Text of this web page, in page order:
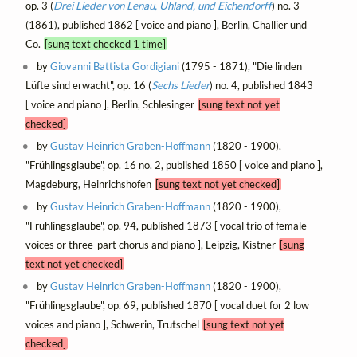
op. 3 (Drei Lieder von Lenau, Uhland, und Eichendorff) no. 3
(1861), published 1862 [ voice and piano ], Berlin, Challier und
Co. [sung text checked 1 time]
byGiovanni Battista Gordigiani(1795 - 1871), "Die linden
Lüfte sind erwacht", op. 16 (Sechs Lieder) no. 4, published 1843
[ voice and piano ], Berlin, Schlesinger [sung text not yet
checked]
byGustav Heinrich Graben-Hoffmann(1820 - 1900),
"Frühlingsglaube", op. 16 no. 2, published 1850 [ voice and piano ],
Magdeburg, Heinrichshofen [sung text not yet checked]
byGustav Heinrich Graben-Hoffmann(1820 - 1900),
"Frühlingsglaube", op. 94, published 1873 [ vocal trio of female
voices or three-part chorus and piano ], Leipzig, Kistner [sung
text not yet checked]
byGustav Heinrich Graben-Hoffmann(1820 - 1900),
"Frühlingsglaube", op. 69, published 1870 [ vocal duet for 2 low
voices and piano ], Schwerin, Trutschel [sung text not yet
checked]